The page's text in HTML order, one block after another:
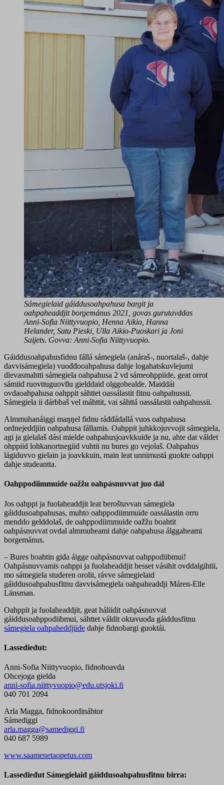
Sámegielaid gáiddusoahpahusa bargit ja
oahpaheaddjit borgemánus 2021, govas gurutavddas
Anni-Sofia Niittyvuopio, Henna Aikio, Hanna
Helander, Satu Pieski, Ulla Aikio-Puoskari ja Joni
Saijets. Govva: Anni-Sofia Niittyvuopio.
Gáiddusoahpahusfidnu fállá sámegiela (anáraš-, nuortalaš-, dahje
davvisámegiela) vuođđooahpahusa dahje logahatskuvlejumi
dievasmahtti sámegiela oahpahusa 2 vd sámeohppiide, geat orrot
sámiid ruovttuguovllu gielddaid olggobealde. Maiddái
ovdaoahpahusa oahppit sáhttet oassálastit fitnu oahpahussii.
Sámegiela ii dárbbaš vel máhttit, vai sáhttá oassálastit oahpahussii.
Almmuhanáiggi maŋŋel fidnu ráđđádallá vuos oahpahusa
ordnejeddjiin oahpahusa fállamis. Oahppit juhkkojuvvojit sámegiela,
agi ja gielalaš dási mielde oahpahusjoavkkuide ja nu, ahte dat váldet
ohppiid lohkanortnegiid vuhtii nu bures go vejolaš. Oahpahus
lágiduvvo gielain ja joavkkuin, main leat unnimustá guokte oahppi
dahje studeantta.
Oahppodiimmuide oažžu oahpásnuvvat juo dál
Jos oahppi ja fuolaheaddjit leat beroštuvvan sámegiela
gáiddusoahpahusas, muhto oahppodiimmuide oassálastin orru
menddo gelddolaš, de oahppodiimmuide oažžu boahtit
oahpásnuvvat ovdal almmuheami dahje oahpahusa álggaheami
borgemánus.
– Bures boahtin giđa áigge oahpásnuvvat oahppodiibmui!
Oahpásnuvvamis oahppi ja fuolaheaddjit besset vásihit ovddalgihtii,
mo sámegiela studeren orolii, rávve sámegielaid
gáiddusoahpahusfitnu davvisámegiela oahpaheaddji Máren-Elle
Länsman.
Oahppit ja fuolaheaddjit, geat háliidit oahpásnuvvat
gáiddusoahppodiibmui, sáhttet váldit oktavuođa gáiddusfitnu
sámegiela oahpaheddjiide dahje fidnobargi guoktái.
Lassedieđut:
Anni-Sofia Niittyvuopio, fidnohoavda
Ohcejoga gielda
anni-sofia.niittyvuopio@edu.utsjoki.fi
040 701 2094
Arla Magga, fidnokoordináhtor
Sámediggi
arla.magga@samediggi.fi
040 687 5989
www.saamenetaopetus.com
Lassedieđut Sámegielaid gáiddusoahpahusfitnu birra: